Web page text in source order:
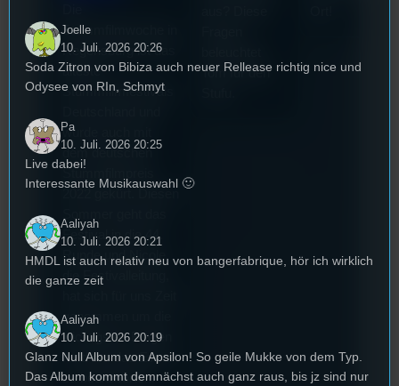
Stummfilmwoche in
Regensburg ist das
älteste
Stummfilmfestivals
wurde auch mit
dem deutschen
Stummfilmpreis
Festival in die 44.
Runde und Nicole,
die Festivalleitung,
genommen um die
wichtigsten Fragen
rund um das Event
zu beantworten.
Tom für den
Joelle
10. Juli. 2026 20:26
Soda Zitron von Bibiza auch neuer Rellease richtig nice und
Odysee von RIn, Schmyt
Pa
10. Juli. 2026 20:25
Live dabei!
Interessante Musikauswahl 🙂
Aaliyah
10. Juli. 2026 20:21
HMDL ist auch relativ neu von bangerfabrique, hör ich wirklich
die ganze zeit
Aaliyah
10. Juli. 2026 20:19
Glanz Null Album von Apsilon! So geile Mukke von dem Typ.
Das Album kommt demnächst auch ganz raus, bis jz sind nur